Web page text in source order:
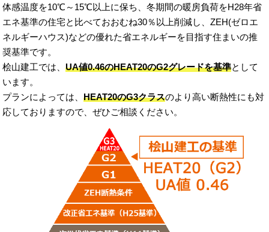
体感温度を10℃～15℃以上に保ち、冬期間の暖房負荷をH28年省
エネ基準の住宅と比べておおむね30％以上削減し、ZEH(ゼロエ
ネルギーハウス)などの優れた省エネルギーを目指す住まいの推
奨基準です。
桧山建工では、UA値0.46のHEAT20のG2グレードを基準として
います。
プランによっては、HEAT20のG3クラスのより高い断熱性にも対
応しておりますので、ぜひご相談ください。